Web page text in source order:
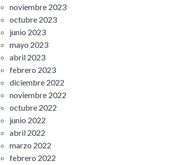
noviembre 2023
octubre 2023
junio 2023
mayo 2023
abril 2023
febrero 2023
diciembre 2022
noviembre 2022
octubre 2022
junio 2022
abril 2022
marzo 2022
febrero 2022